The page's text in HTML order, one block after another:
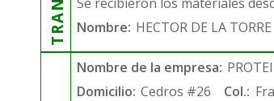
Nombre: HECTOR DE LA TORRE
Nombre de la empresa:
Domicilio: Cedros #26 Col.: